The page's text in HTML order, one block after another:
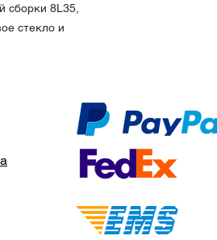
сборки 8L35,
стекло и